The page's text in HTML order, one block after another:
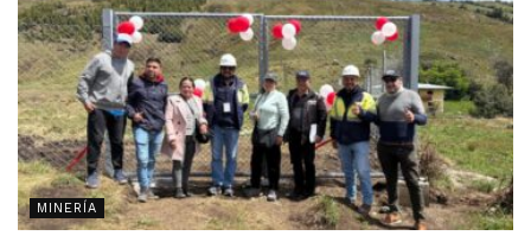
MINERÍA